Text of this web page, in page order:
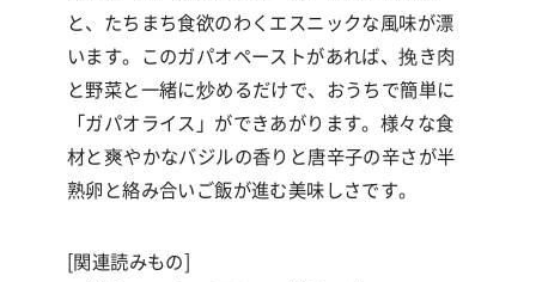
と、たちまち食欲のわくエスニックな風味が漂
います。このガパオペーストがあれば、挽き肉
と野菜と一緒に炒めるだけで、おうちで簡単に
「ガパオライス」ができあがります。様々な食
材と爽やかなバジルの香りと唐辛子の辛さが半
熟卵と絡み合いご飯が進む美味しさです。
[関連読みもの]